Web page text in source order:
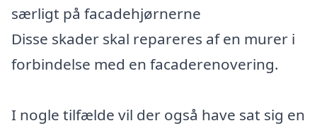
særligt på facadehjørnerne
Disse skader skal repareres af en murer i
forbindelse med en facaderenovering.
I nogle tilfælde vil der også have sat sig en